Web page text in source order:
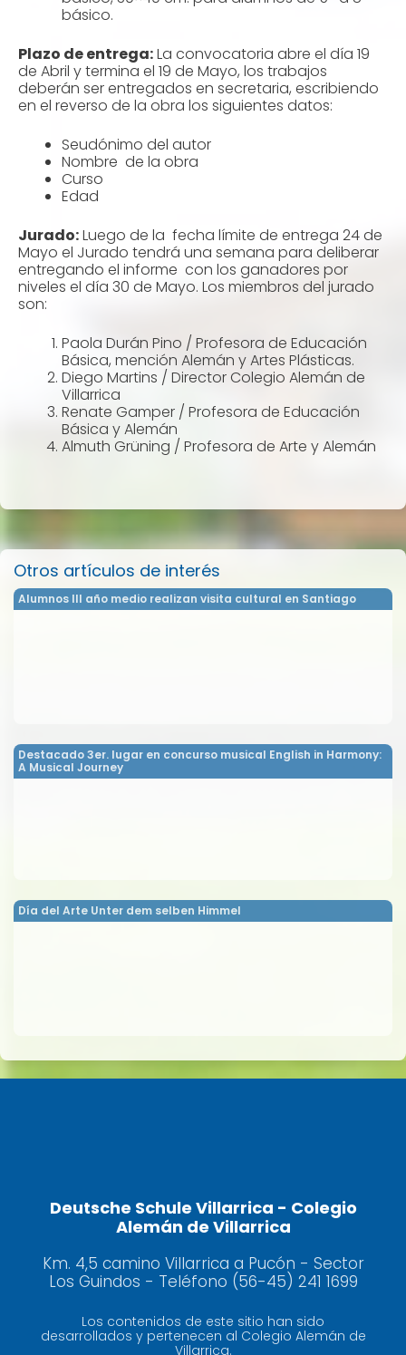
básico.
Plazo de entrega:La convocatoria abre el día 19
de Abril y termina el 19 de Mayo, los trabajos
deberán ser entregados en secretaria, escribiendo
en el reverso de la obra los siguientes datos:
Seudónimo del autor
Nombre de la obra
Curso
Edad
Jurado:Luego de la fecha límite de entrega 24 de
Mayo el Jurado tendrá una semana para deliberar
entregando el informe con los ganadores por
niveles el día 30 de Mayo. Los miembros del jurado
son:
Paola Durán Pino / Profesora de Educación
Básica, mención Alemán y Artes Plásticas.
Diego Martins / Director Colegio Alemán de
Villarrica
Renate Gamper / Profesora de Educación
Básica y Alemán
Almuth Grüning / Profesora de Arte y Alemán
Otros artículos de interés
Alumnos III año medio realizan visita cultural en Santiago
Destacado 3er. lugar en concurso musical English in Harmony:
A Musical Journey
Día del Arte Unter dem selben Himmel
Deutsche Schule Villarrica - Colegio
Alemán de Villarrica
Km. 4,5 camino Villarrica a Pucón - Sector
Los Guindos - Teléfono (56-45) 241 1699
Los contenidos de este sitio han sido
desarrollados y pertenecen al Colegio Alemán de
Villarrica.